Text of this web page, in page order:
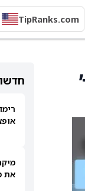
TipRanks.com
את
Keefe Bruyette מעלה את הדירוג של Jack Henry,